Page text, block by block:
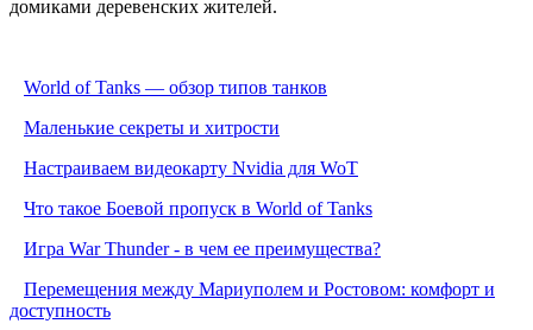
домиками деревенских жителей.
World of Tanks — обзор типов танков
Маленькие секреты и хитрости
Настраиваем видеокарту Nvidia для WoT
Что такое Боевой пропуск в World of Tanks
Игра War Thunder - в чем ее преимущества?
Перемещения между Мариуполем и Ростовом: комфорт и
доступность